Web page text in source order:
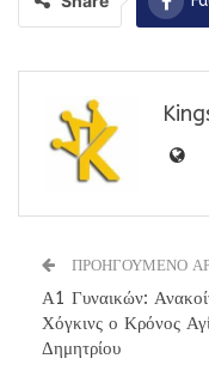
ΠΡΟΗΓΟΥΜΕΝΟ
Α1 Γυναικών:
Χόγκινς ο Κρόνος
Δημητρίου